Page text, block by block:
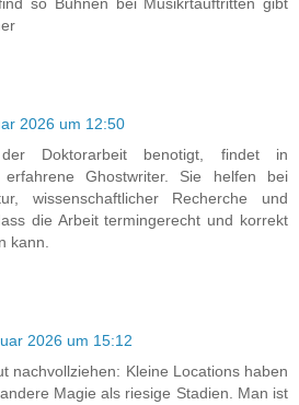
so Bühnen bei Musikrtauftritten gibt
2026 um 12:50
Doktorarbeit benotigt, findet in
erfahrene Ghostwriter. Sie helfen bei
wissenschaftlicher Recherche und
die Arbeit termingerecht und korrekt
kann.
2026 um 15:12
nachvollziehen: Kleine Locations haben
Magie als riesige Stadien. Man ist